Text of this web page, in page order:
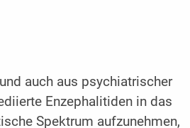
auch aus psychiatrischer
Enzephalitiden in das
Spektrum aufzunehmen,